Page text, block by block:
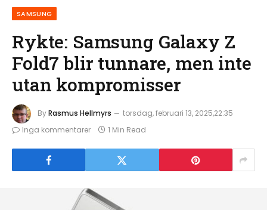
SAMSUNG
Rykte: Samsung Galaxy Z
Fold7 blir tunnare, men inte
utan kompromisser
ByRasmus Hellmyrs
torsdag, februari 13, 2025,22:35
Inga kommentarer
1 Min Read